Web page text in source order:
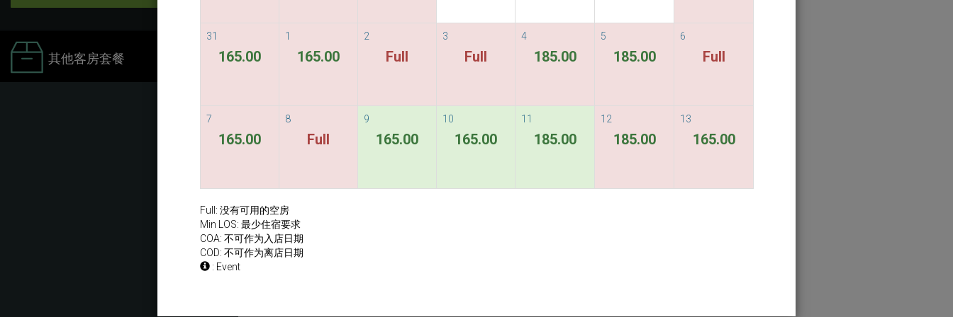
其他客房套餐
31
165.00
1
165.00
2
Full
3
Full
4
185.00
5
185.00
6
Full
7
165.00
8
Full
9
165.00
10
165.00
11
185.00
12
185.00
13
165.00
Full: 没有可用的空房
Min LOS: 最少住宿要求
COA: 不可作为入店日期
COD: 不可作为离店日期
: Event